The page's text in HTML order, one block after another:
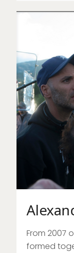
From 2007
formed